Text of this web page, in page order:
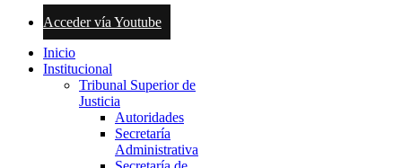
Acceder vía Youtube
Inicio
Institucional
Tribunal Superior de
Justicia
Autoridades
Secretaría
Administrativa